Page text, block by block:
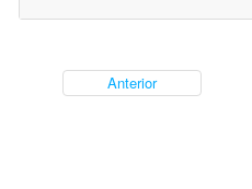
Anterior